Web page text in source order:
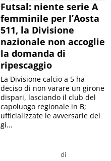
Futsal: niente serie A
femminile per l’Aosta
511, la Divisione
nazionale non accoglie
la domanda di
ripescaggio
di
La Divisione calcio a 5 ha
deciso di non varare un girone
dispari, lasciando il club del
capoluogo regionale in B;
ufficializzate le avversarie dei
gi...